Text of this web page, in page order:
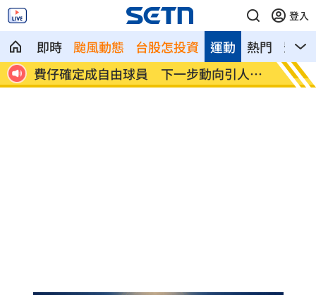
登入
即時 颱風動態 台股怎投資 熱門 影音
運動
關
米蘭達離婚奧蘭多布魯13年！罕談前夫互
動
美制
隊